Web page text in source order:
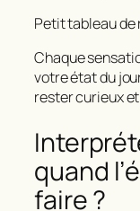
Petit tableau de
Chaque
votre état du
rester curieux
quand
faire ?